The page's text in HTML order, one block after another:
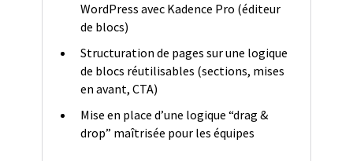
WordPress avec Kadence Pro (éditeur
de blocs)
Structuration de pages sur une logique
de blocs réutilisables (sections, mises
en avant, CTA)
Mise en place d’une logique “drag &
drop” maîtrisée pour les équipes